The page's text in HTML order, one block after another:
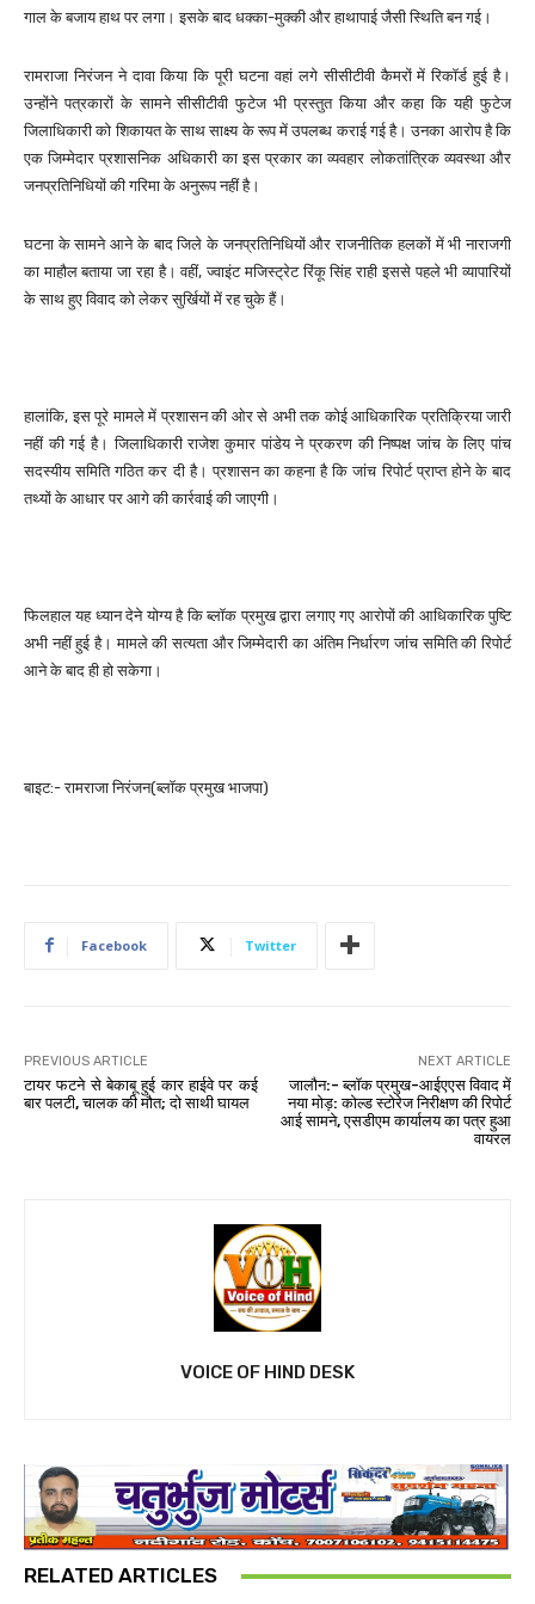
गाल के बजाय हाथ पर लगा। इसके बाद धक्का-मुक्की और हाथापाई जैसी स्थिति बन गई।
रामराजा निरंजन ने दावा किया कि पूरी घटना वहां लगे सीसीटीवी कैमरों में रिकॉर्ड हुई है।
उन्होंने पत्रकारों के सामने सीसीटीवी फुटेज भी प्रस्तुत किया और कहा कि यही फुटेज
जिलाधिकारी को शिकायत के साथ साक्ष्य के रूप में उपलब्ध कराई गई है। उनका आरोप है कि
एक जिम्मेदार प्रशासनिक अधिकारी का इस प्रकार का व्यवहार लोकतांत्रिक व्यवस्था और
जनप्रतिनिधियों की गरिमा के अनुरूप नहीं है।
घटना के सामने आने के बाद जिले के जनप्रतिनिधियों और राजनीतिक हलकों में भी नाराजगी
का माहौल बताया जा रहा है। वहीं, ज्वाइंट मजिस्ट्रेट रिंकू सिंह राही इससे पहले भी व्यापारियों
के साथ हुए विवाद को लेकर सुर्खियों में रह चुके हैं।
हालांकि, इस पूरे मामले में प्रशासन की ओर से अभी तक कोई आधिकारिक प्रतिक्रिया जारी
नहीं की गई है। जिलाधिकारी राजेश कुमार पांडेय ने प्रकरण की निष्पक्ष जांच के लिए पांच
सदस्यीय समिति गठित कर दी है। प्रशासन का कहना है कि जांच रिपोर्ट प्राप्त होने के बाद
तथ्यों के आधार पर आगे की कार्रवाई की जाएगी।
फिलहाल यह ध्यान देने योग्य है कि ब्लॉक प्रमुख द्वारा लगाए गए आरोपों की आधिकारिक पुष्टि
अभी नहीं हुई है। मामले की सत्यता और जिम्मेदारी का अंतिम निर्धारण जांच समिति की रिपोर्ट
आने के बाद ही हो सकेगा।
बाइट:- रामराजा निरंजन(ब्लॉक प्रमुख भाजपा)
Facebook Twitter
PREVIOUS ARTICLE
टायर फटने से बेकाबू हुई कार हाईवे पर कई
बार पलटी, चालक की मौत; दो साथी घायल
NEXT ARTICLE
जालौन:- ब्लॉक प्रमुख-आईएएस विवाद में
नया मोड़: कोल्ड स्टोरेज निरीक्षण की रिपोर्ट
आई सामने, एसडीएम कार्यालय का पत्र हुआ
वायरल
VOICE OF HIND DESK
RELATED ARTICLES